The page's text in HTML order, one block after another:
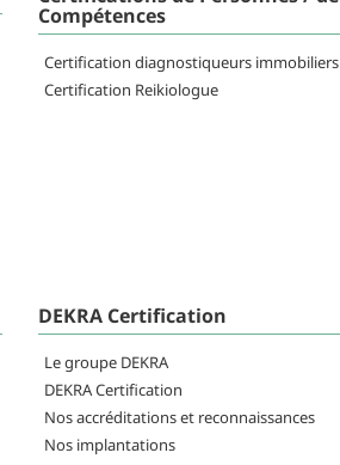
Compétences
Certification diagnostiqueurs immobiliers
Certification Reikiologue
DEKRA Certification
Le groupe DEKRA
DEKRA Certification
Nos accréditations et reconnaissances
Nos implantations